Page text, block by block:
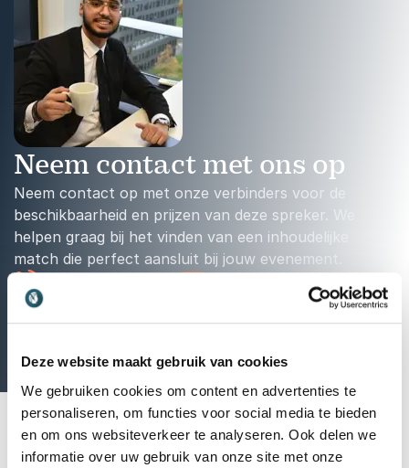
Deze website maakt gebruik van cookies
We gebruiken cookies om content en advertenties te
personaliseren, om functies voor social media te bieden
en om ons websiteverkeer te analyseren. Ook delen we
informatie over uw gebruik van onze site met onze
Neem contact met ons op
Neem contact op met onze verbinders voor de
beschikbaarheid en prijzen van deze spreker. We
helpen graag bij het vinden van een inhoudelijke
match die perfect aansluit bij jouw evenement.
Mail: info@thespeakers.nl